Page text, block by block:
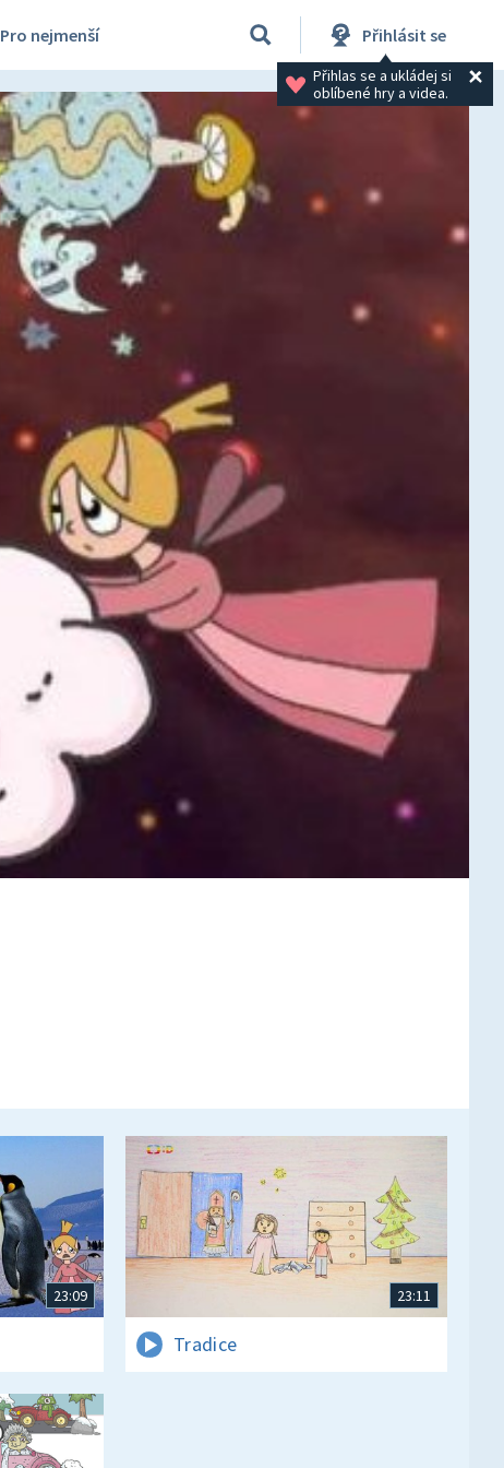
Pro nejmenší Přihlásit se
Přihlas se a ukládej si
oblíbené hry a videa.
23:09 23:11
Tradice